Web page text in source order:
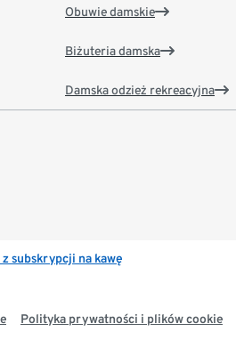
Obuwie damskie
Biżuteria damska
Damska odzież rekreacyjna
z subskrypcji na kawę
Polityka prywatności i plików cookie